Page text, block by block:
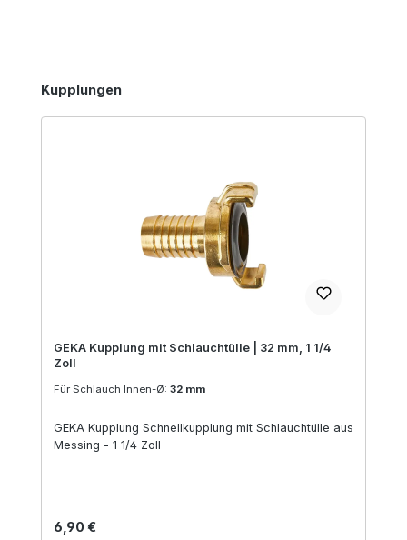
Produktgalerie überspringen
Kupplungen
GEKA Kupplung mit Schlauchtülle | 32 mm, 1 1/4
Zoll
Für Schlauch Innen-Ø: 32 mm
GEKA Kupplung Schnellkupplung mit Schlauchtülle aus
Messing - 1 1/4 Zoll
Regulärer Preis:
6,90 €